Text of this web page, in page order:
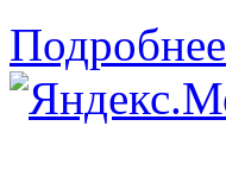
Подробнее